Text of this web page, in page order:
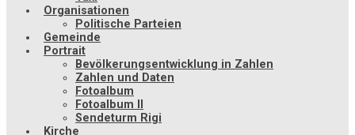
Organisationen
Politische Parteien
Gemeinde
Portrait
Bevölkerungsentwicklung in Zahlen
Zahlen und Daten
Fotoalbum
Fotoalbum II
Sendeturm Rigi
Kirche